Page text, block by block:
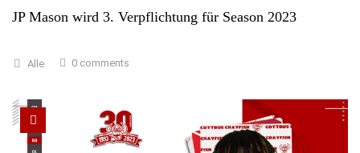
JP Mason wird 3. Verpflichtung für Season 2023
Alle 0 comments